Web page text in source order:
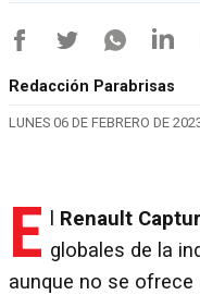
Redacción Parabrisas
LUNES 06 DE FEBRERO DE
E Renault Captur
globales de la
aunque no se ofrece